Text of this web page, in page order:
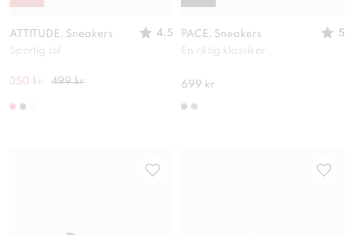
ATTITUDE, Sneakers
4.5
Sportig stil
350 kr 499 kr
PACE, Sneakers
5
En riktig klassiker
699 kr